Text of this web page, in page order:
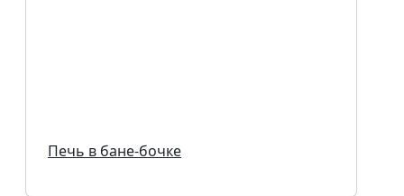
Печь в бане-бочке